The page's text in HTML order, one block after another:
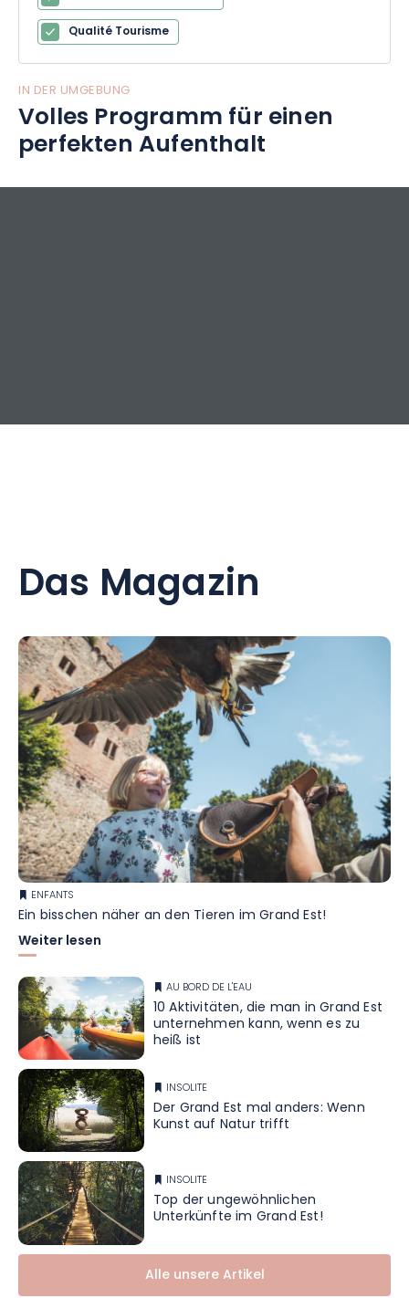
Qualité Tourisme
IN DER UMGEBUNG
Volles Programm für einen
perfekten Aufenthalt
Das Magazin
ENFANTS
Ein bisschen näher an den Tieren im Grand Est!
Weiter lesen
AU BORD DE L'EAU
10 Aktivitäten, die man in Grand Est
unternehmen kann, wenn es zu
heiß ist
INSOLITE
Der Grand Est mal anders: Wenn
Kunst auf Natur trifft
INSOLITE
Top der ungewöhnlichen
Unterkünfte im Grand Est!
Alle unsere Artikel